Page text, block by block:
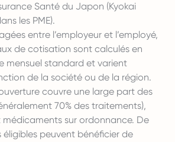
Santé du Japon (Kyokai
les PME).
entre l’employeur et l’employé,
de cotisation sont calculés en
mensuel standard et varient
de la société ou de la région.
couvre une large part des
70% des traitements),
sur ordonnance. De
éligibles peuvent bénéficier de